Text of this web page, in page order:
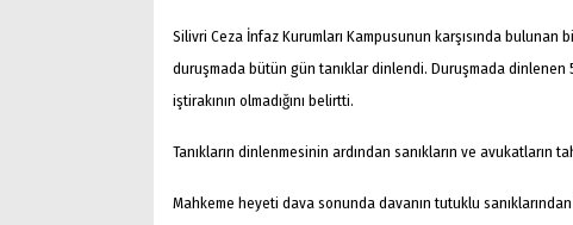
Silivri Ceza İnfaz Kurumları Kampusunun karşısında bulunan
duruşmada bütün gün tanıklar dinlendi. Duruşmada
iştirakının olmadığını belirtti.
Tanıkların dinlenmesinin ardından sanıkların ve avukatların
Mahkeme heyeti dava sonunda davanın tutuklu